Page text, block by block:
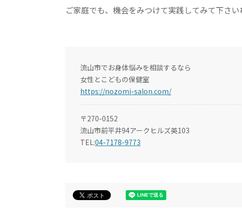
ご家庭でも、機会をみつけて実践してみて下さ
流山市でお身体悩みを相談するなら
女性とこどもの保健室
https://nozomi-salon.com/
〒270-0152
流山市前平井94アークヒルズ英103
TEL:04-7178-9773